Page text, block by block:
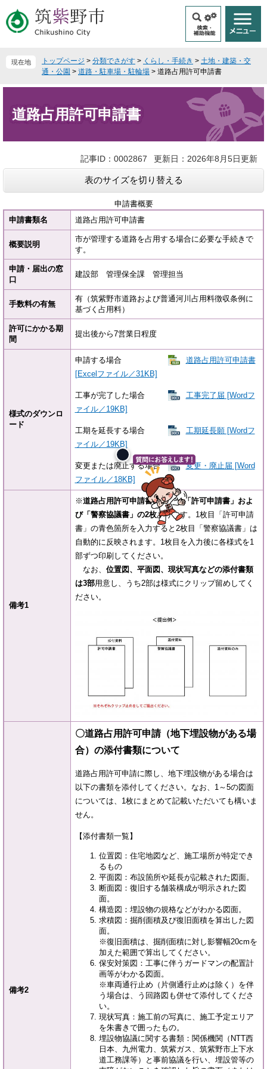
ー
ジ
ニ
ュ
へ
現在地 トップページ > 分類でさがす > くらし・手続き > 土地・建築・交
通・公園 > 道路・駐車場・駐輪場 > 道路占用許可申請書
道路占用許可申請書
記事ID：0002867 更新日：2026年8月5日更新
表のサイズを切り替える
申請書概要
申請書類名
道路占用許可申請書
概要説明
市が管理する道路を占用する場合に必要な手続きで
す。
申請・届出の窓
口
建設部 管理保全課 管理担当
手数料の有無
有（筑紫野市道路および普通河川占用料徴収条例に
基づく占用料）
許可にかかる期
間
提出後から7営業日程度
様式のダウンロ
ード
申請する場合
道路占用許可申請書
[Excelファイル／31KB]
工事が完了した場合
工事完了届 [Wordフ
ァイル／19KB]
工期を延長する場合
工期延長願 [Wordフ
ァイル／19KB]
変更または廃止する場合
変更・廃止届 [Word
ファイル／18KB]
備考1
※道路占用許可申請書の様式は「許可申請書」およ
び「警察協議書」の2枚あります。1枚目「許可申請
書」の青色箇所を入力すると2枚目「警察協議書」は
自動的に反映されます。1枚目を入力後に各様式を1
部ずつ印刷してください。
なお、 位置図、平面図、現状写真などの添付書類
は3部用意し、うち2部は様式にクリップ留めしてく
ださい。
備考2
〇道路占用許可申請（地下埋設物がある場
合）の添付書類について
道路占用許可申請に際し、地下埋設物がある場合は
以下の書類を添付してください。なお、1～5の図面
については、1枚にまとめて記載いただいても構いま
せん。
【添付書類一覧】
位置図：住宅地図など、施工場所が特定でき
るもの
平面図：布設箇所や延長が記載された図面。
断面図：復旧する舗装構成が明示された図
面。
構造図：埋設物の規格などがわかる図面。
求積図：掘削面積及び復旧面積を算出した図
面。
※復旧面積は、掘削面積に対し影響幅20cmを
加えた範囲で算出してください。
保安対策図：工事に伴うガードマンの配置計
画等がわかる図面。
※車両通行止め（片側通行止めは除く）を伴
う場合は、う回路図も併せて添付してくださ
い。
現状写真：施工前の写真に、施工予定エリア
を朱書きで囲ったもの。
埋設物協議に関する書類：関係機関（NTT西
日本、九州電力、筑紫ガス、筑紫野市上下水
道工務課等）と事前協議を行い、埋設管等の